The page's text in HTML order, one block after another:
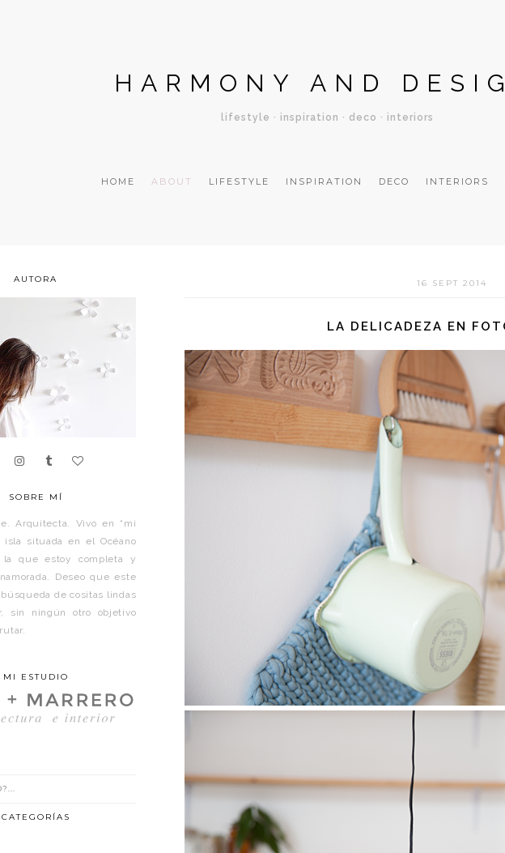
HARMONY AND
lifestyle · inspiration · deco · interiors
HOME ABOUT LIFESTYLE INSPIRATION DECO INTERIORS
16 SEPT 2014
LA DELICADEZA EN
AUTORA
SOBRE MÍ
Arquitecta. Vivo en “mi
isla situada en el Océano
la que estoy completa y
Deseo que este
de cositas lindas
sin ningún otro objetivo
MI ESTUDIO
CATEGORÍAS